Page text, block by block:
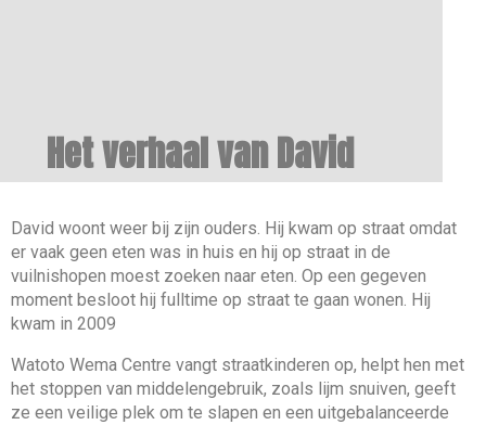
Het verhaal van David
David woont weer bij zijn ouders. Hij kwam op straat omdat
er vaak geen eten was in huis en hij op straat in de
vuilnishopen moest zoeken naar eten. Op een gegeven
moment besloot hij fulltime op straat te gaan wonen. Hij
kwam in 2009
Watoto Wema Centre vangt straatkinderen op, helpt hen met
het stoppen van middelengebruik, zoals lijm snuiven, geeft
ze een veilige plek om te slapen en een uitgebalanceerde